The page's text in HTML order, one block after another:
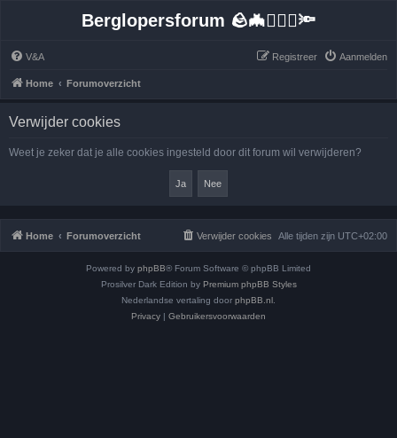
Berglopersforum 🪨🦇🚶🏻‍♂️🔦
V&A Aanmelden
Registreer
Home Forumoverzicht
Verwijder cookies
Weet je zeker dat je alle cookies ingesteld door dit forum wil verwijderen?
Home Forumoverzicht Alle tijden zijn UTC+02:00
Verwijder cookies
Powered by phpBB® Forum Software © phpBB Limited
Prosilver Dark Edition by Premium phpBB Styles
Nederlandse vertaling door phpBB.nl
Privacy | Gebruikersvoorwaarden